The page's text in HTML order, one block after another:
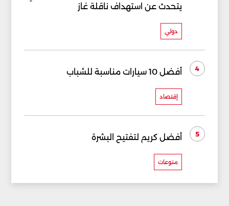
يتحدث عن استهداف ناقلة غاز
دولي
4 أفضل 10 سيارات مناسبة للشباب
إقتصاد
5 أفضل كريم لتفتيح البشرة
منوعات